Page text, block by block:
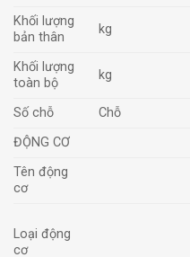
Khối lượng
bản thân
kg
Khối lượng
toàn bộ
kg
Số chỗ Chỗ
ĐỘNG CƠ
Tên động
cơ
Loại động
cơ